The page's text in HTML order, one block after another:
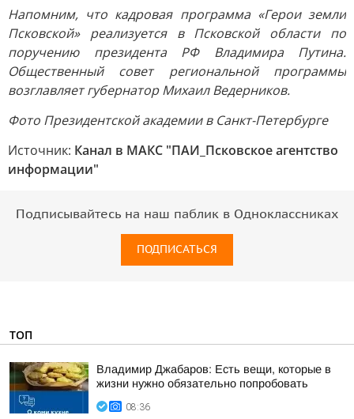
Напомним, что кадровая программа «Герои земли
Псковской» реализуется в Псковской области по
поручению президента РФ Владимира Путина.
Общественный совет региональной программы
возглавляет губернатор Михаил Ведерников.
Фото Президентской академии в Санкт-Петербурге
Источник: Канал в МАКС "ПАИ_Псковское агентство
информации"
Подписывайтесь на наш паблик в Одноклассниках
ПОДПИСАТЬСЯ
ТОП
Владимир Джабаров: Есть вещи, которые в
жизни нужно обязательно попробовать
08:36